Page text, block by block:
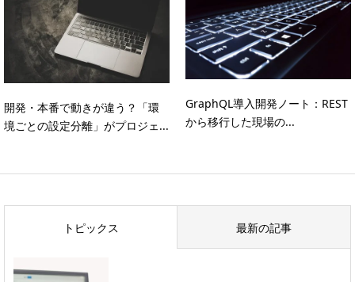
開発・本番で動きが違う？「環
境ごとの設定分離」がプロジェ...
GraphQL導入開発ノート：REST
から移行した現場の...
トピックス 最新の記事